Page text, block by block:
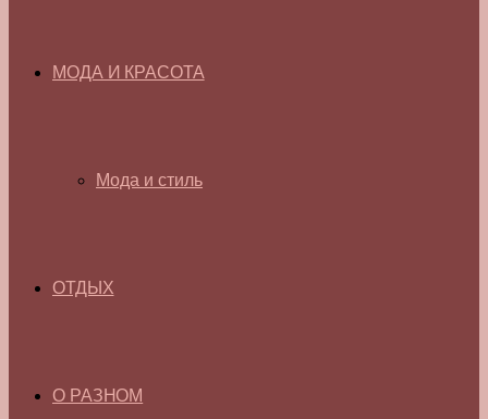
МОДА И КРАСОТА
Мода и стиль
ОТДЫХ
О РАЗНОМ